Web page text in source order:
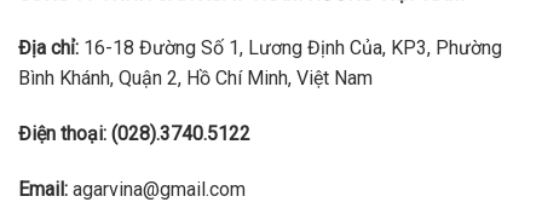
Địa chỉ: 16-18 Đường Số 1, Lương Định Của, KP3, Phường
Bình Khánh, Quận 2, Hồ Chí Minh, Việt Nam
Điện thoại: (028).3740.5122
Email: agarvina@gmail.com